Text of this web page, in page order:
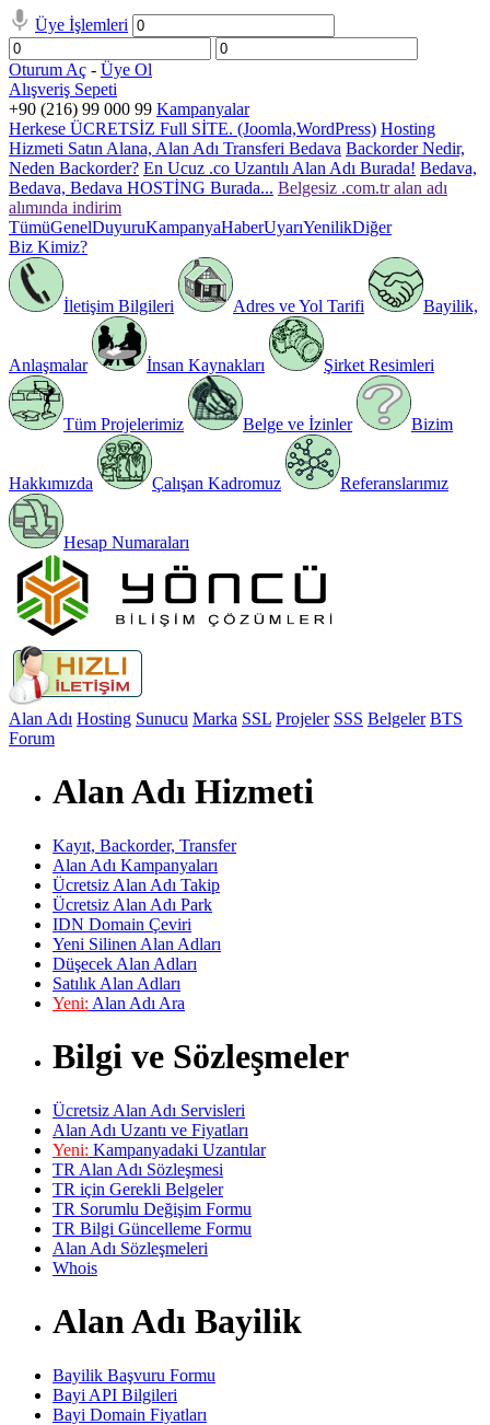
Üye İşlemleri
Oturum Aç - Üye Ol
Alışveriş Sepeti
+90 (216) 99 000 99 Kampanyalar
Herkese ÜCRETSİZ Full SİTE. (Joomla,WordPress) Hosting
Hizmeti Satın Alana, Alan Adı Transferi Bedava Backorder Nedir,
Neden Backorder? En Ucuz .co Uzantılı Alan Adı Burada! Bedava,
Bedava, Bedava HOSTİNG Burada... Belgesiz .com.tr alan adı
alımında indirim
TümüGenelDuyuruKampanyaHaberUyarıYenilikDiğer
Biz Kimiz?
İletişim Bilgileri Adres ve Yol Tarifi Bayilik,
Anlaşmalar İnsan Kaynakları Şirket Resimleri
Tüm Projelerimiz Belge ve İzinler Bizim
Hakkımızda Çalışan Kadromuz Referanslarımız
Hesap Numaraları
Alan Adı Hosting Sunucu Marka SSL Projeler SSS Belgeler BTS
Forum
Alan Adı Hizmeti
Kayıt, Backorder, Transfer
Alan Adı Kampanyaları
Ücretsiz Alan Adı Takip
Ücretsiz Alan Adı Park
IDN Domain Çeviri
Yeni Silinen Alan Adları
Düşecek Alan Adları
Satılık Alan Adları
Yeni: Alan Adı Ara
Bilgi ve Sözleşmeler
Ücretsiz Alan Adı Servisleri
Alan Adı Uzantı ve Fiyatları
Yeni: Kampanyadaki Uzantılar
TR Alan Adı Sözleşmesi
TR için Gerekli Belgeler
TR Sorumlu Değişim Formu
TR Bilgi Güncelleme Formu
Alan Adı Sözleşmeleri
Whois
Alan Adı Bayilik
Bayilik Başvuru Formu
Bayi API Bilgileri
Bayi Domain Fiyatları